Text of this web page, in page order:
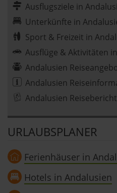
Ausflugsziele in
Unterkünfte in
Sport & Freizeit in
Ausflüge & Aktivitäten
Andalusien
Andalusien
Andalusien
URLAUBSPLANER
Ferienhäuser in
Hotels in Andalusien